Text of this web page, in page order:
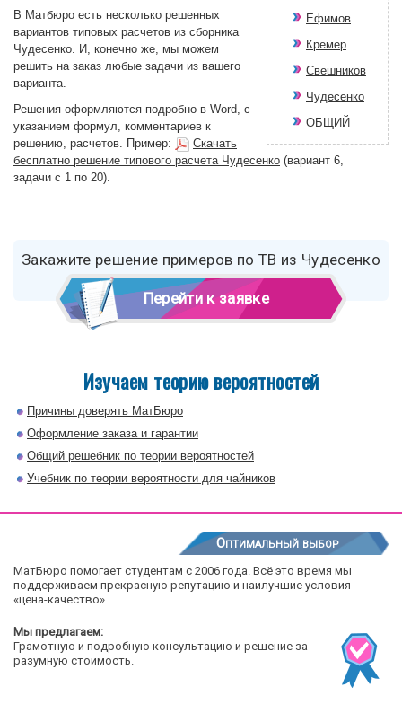
Ефимов
Кремер
Свешников
Чудесенко
ОБЩИЙ
В Матбюро есть несколько решенных
вариантов типовых расчетов из сборника
Чудесенко. И, конечно же, мы можем
решить на заказ любые задачи из вашего
варианта.
Решения оформляются подробно в Word, с
указанием формул, комментариев к
решению, расчетов. Пример:
Скачать
бесплатно решение типового расчета Чудесенко (вариант 6,
задачи с 1 по 20).
Закажите решение примеров по ТВ из Чудесенко
Перейти к заявке
Изучаем теорию вероятностей
Причины доверять МатБюро
Оформление заказа и гарантии
Общий решебник по теории вероятностей
Учебник по теории вероятности для чайников
Оптимальный выбор
МатБюро помогает студентам с 2006 года. Всё это время мы
поддерживаем прекрасную репутацию и наилучшие условия
«цена-качество».
Мы предлагаем:
Грамотную и подробную консультацию и решение за
разумную стоимость.